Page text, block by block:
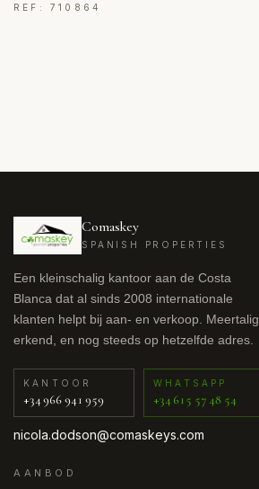
REF: 710864
Comaskey
SPANISH PROPERTIES
Een kleinschalig kantoor aan de Costa
Blanca dat al sinds 2008 internationale
klanten helpt bij aan- en verkoop. Meertalig,
erkend, en nog steeds op hetzelfde adres.
KANTOOR
+34 966 941 959
WHATSAPP
+34 615 57 48 54
nicola.dodson@comaskeys.com
AANBOD